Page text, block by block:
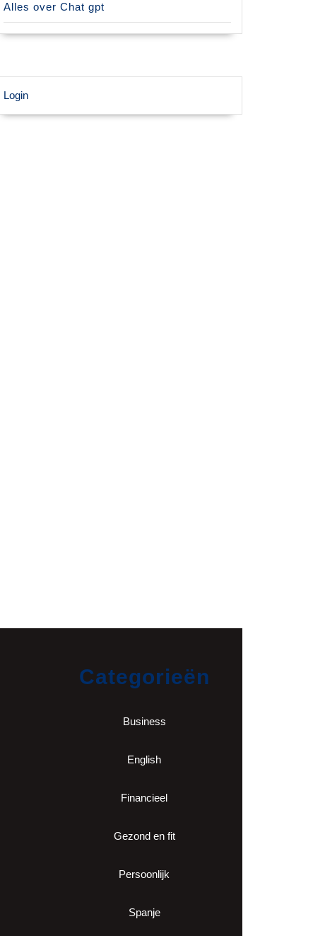
Alles over Chat gpt
Login
Categorieën
Business
English
Financieel
Gezond en fit
Persoonlijk
Spanje